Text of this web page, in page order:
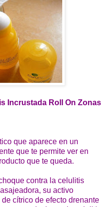
Incrustada Roll On Zonas
que aparece en un
que te permite ver en
que te queda.
contra la celulitis
su activo
cítrico de efecto drenante